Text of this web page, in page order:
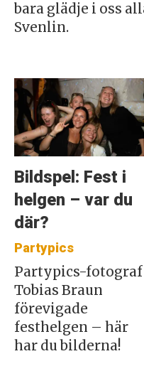
bara glädje i oss
Svenlin.
Bildspel: Fest i
helgen – var du
där?
Partypics
Partypics-fotograf
Tobias Braun
förevigade
festhelgen – här
har du bilderna!